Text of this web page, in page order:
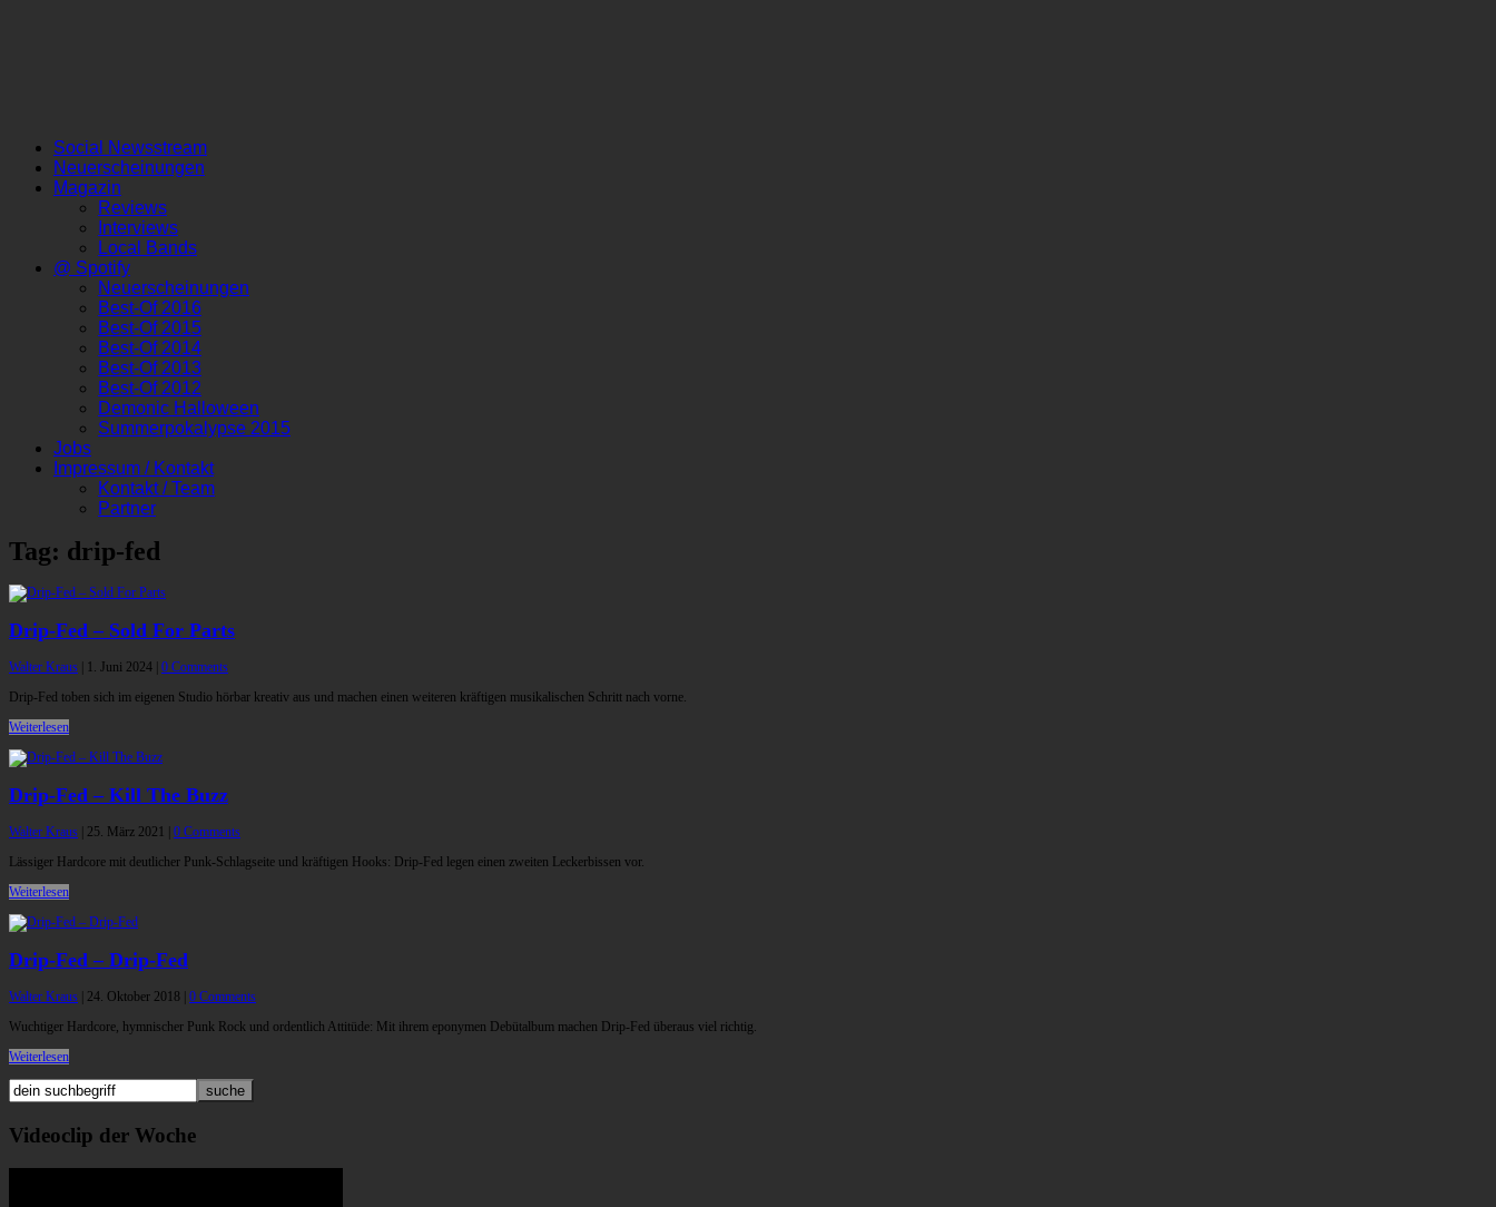
Social Newsstream
Neuerscheinungen
Magazin
Reviews
Interviews
Local Bands
@ Spotify
Neuerscheinungen
Best-Of 2016
Best-Of 2015
Best-Of 2014
Best-Of 2013
Best-Of 2012
Demonic Halloween
Summerpokalypse 2015
Jobs
Impressum / Kontakt
Kontakt / Team
Partner
Tag: drip-fed
Drip-Fed – Sold For Parts
Walter Kraus 1. Juni 2024 0 Comments
Drip-Fed toben sich im eigenen Studio hörbar kreativ aus und machen einen weiteren kräftigen musikalischen Schritt nach vorne.
Weiterlesen
Drip-Fed – Kill The Buzz
Walter Kraus 25. März 2021
0 Comments
Lässiger Hardcore mit deutlicher Punk-Schlagseite und kräftigen Hooks: Drip-Fed legen einen zweiten Leckerbissen vor.
Weiterlesen
Drip-Fed – Drip-Fed
Walter Kraus 24. Oktober 2018 0 Comments
Wuchtiger Hardcore, hymnischer Punk Rock und ordentlich Attitüde: Mit ihrem eponymen Debütalbum machen Drip-Fed überaus viel richtig.
Weiterlesen
Videoclip der Woche